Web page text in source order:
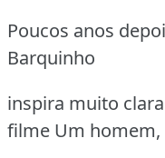
Poucos anos
Barquinho
inspira muito
filme Um homem,